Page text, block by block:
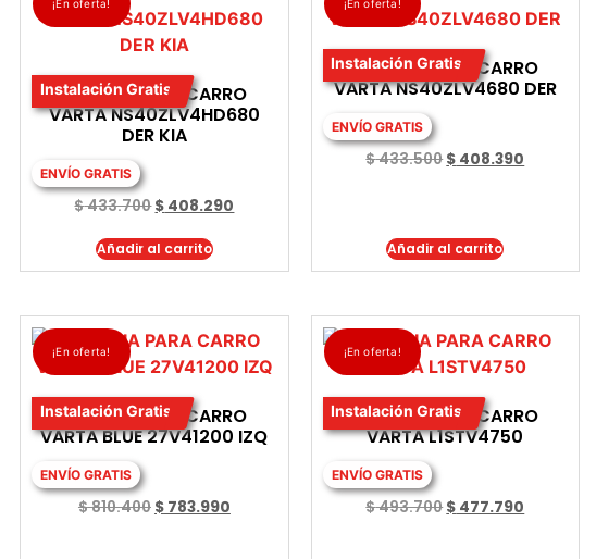
¡En oferta!
Instalación Gratis
BATERIA PARA CARRO
VARTA NS40ZLV4HD680
DER KIA
ENVÍO GRATIS
$433.700$ 408.290
Añadir al carrito
¡En oferta!
Instalación Gratis
BATERIA PARA CARRO
VARTA NS40ZLV4680 DER
ENVÍO GRATIS
$433.500$ 408.390
Añadir al carrito
¡En oferta!
Instalación Gratis
BATERIA PARA CARRO
VARTA BLUE 27V41200 IZQ
ENVÍO GRATIS
$810.400 $783.990
¡En oferta!
Instalación Gratis
BATERIA PARA CARRO
VARTA L1STV4750
ENVÍO GRATIS
$493.700$ 477.790